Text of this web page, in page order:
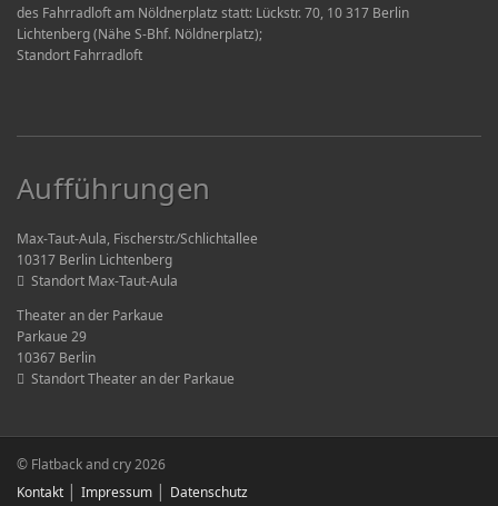
des Fahrradloft am Nöldnerplatz statt: Lückstr. 70, 10 317 Berlin
Lichtenberg (Nähe S-Bhf. Nöldnerplatz);
Standort Fahrradloft
Aufführungen
Max-Taut-Aula, Fischerstr./Schlichtallee
10317 Berlin Lichtenberg
Standort Max-Taut-Aula
Theater an der Parkaue
Parkaue 29
10367 Berlin
Standort Theater an der Parkaue
© Flatback and cry 2026
Kontakt
Impressum Datenschutz